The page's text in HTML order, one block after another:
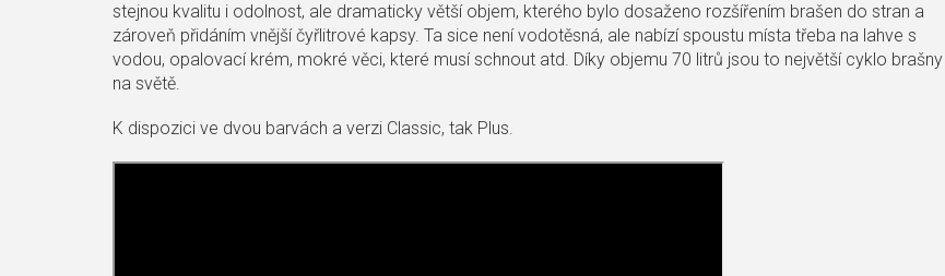
stejnou kvalitu i odolnost, ale dramaticky větší objem, kterého bylo dosaženo rozšířením brašen do stran a
zároveň přidáním vnější čyřlitrové kapsy. Ta sice není vodotěsná, ale nabízí spoustu místa třeba na lahve s
vodou, opalovací krém, mokré věci, které musí schnout atd. Díky objemu 70 litrů jsou to největší cyklo brašny
na světě.
K dispozici ve dvou barvách a verzi Classic, tak Plus.